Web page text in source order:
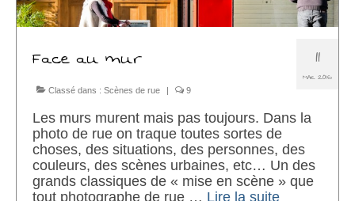
11
MAR 2016
Face au mur
Classé dans : Scènes de rue | 9
Les murs murent mais pas toujours. Dans la
photo de rue on traque toutes sortes de
choses, des situations, des personnes, des
couleurs, des scènes urbaines, etc… Un des
grands classiques de « mise en scène » que
tout photographe de rue … Lire la suite­­